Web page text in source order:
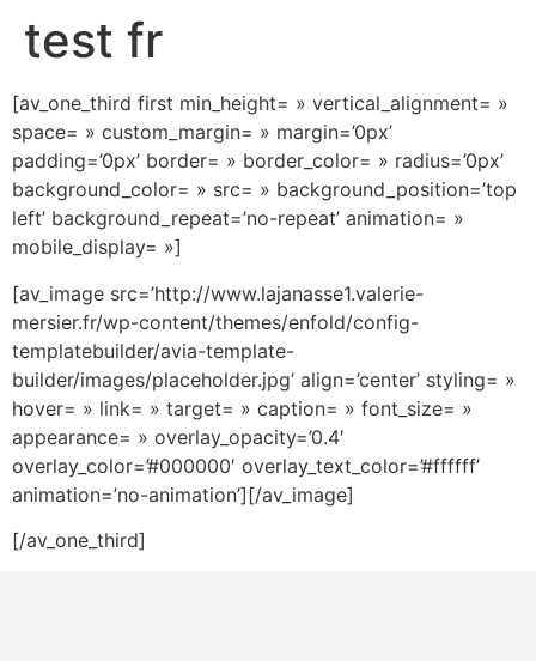
test fr
[av_one_third first min_height= » vertical_alignment= »
space= » custom_margin= » margin=’0px’
padding=’0px’ border= » border_color= » radius=’0px’
background_color= » src= » background_position=’top
left’ background_repeat=’no-repeat’ animation= »
mobile_display= »]
[av_image src=’http://www.lajanasse1.valerie-
mersier.fr/wp-content/themes/enfold/config-
templatebuilder/avia-template-
builder/images/placeholder.jpg’ align=’center’ styling= »
hover= » link= » target= » caption= » font_size= »
appearance= » overlay_opacity=’0.4′
overlay_color=’#000000′ overlay_text_color=’#ffffff’
animation=’no-animation’][/av_image]
[/av_one_third]